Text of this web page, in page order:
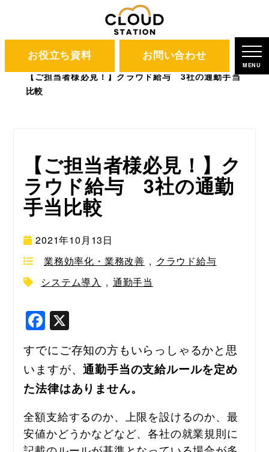
お役立ち資料 お問い合わせ
MENU
CLOUD STATION
ブログ
【ご担当者様必見！】クラウド給与 3社の通勤手当
比較
【ご担当者様必見！】ク
ラウド給与 3社の通勤
手当比較
2021年10月13日
業務効率化・業務改善 , クラウド給与
システム導入 , 通勤手当
F
a
c
e
b
o
o
すでにご存知の方もいらっしゃるかと思
いますが、通勤手当の支給ルールを定め
た法律はありません。
全額支給するのか、上限を設けるのか、最
安値かどうかなどなど、各社の就業規則に